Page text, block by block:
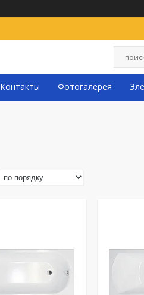
Контакты Фотогалерея